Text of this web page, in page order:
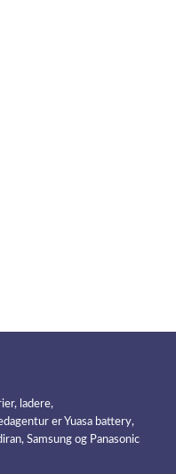
ladere,
er Yuasa battery,
Samsung og Panasonic